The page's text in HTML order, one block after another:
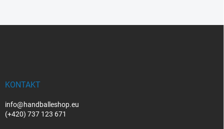
KONTAKT
info@handballeshop.eu
(+420) 737 123 671